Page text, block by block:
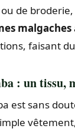
de
malgaches
faisant du
: un tissu,
est sans